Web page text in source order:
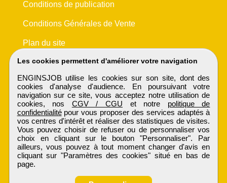
Les cookies permettent d'améliorer votre navigation
ENGINSJOB utilise les cookies sur son site, dont des
cookies d'analyse d'audience. En poursuivant votre
navigation sur ce site, vous acceptez notre utilisation de
cookies, nos CGV / CGU et notre politique de
confidentialitépour vous proposer des services adaptés à
vos centres d'intérêt et réaliser des statistiques de visites.
Vous pouvez choisir de refuser ou de personnaliser vos
choix en cliquant sur le bouton "Personnaliser". Par
ailleurs, vous pouvez à tout moment changer d'avis en
cliquant sur "Paramètres des cookies" situé en bas de
page.
Conditions de publication
Conditions Générales de Vente
Plan du site